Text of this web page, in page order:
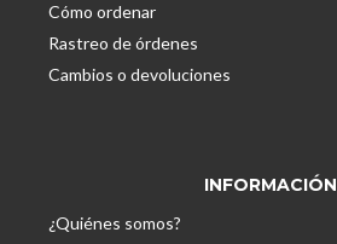
Cómo ordenar
Rastreo de órdenes
Cambios o devoluciones
INFORMACIÓN
¿Quiénes somos?